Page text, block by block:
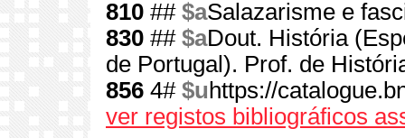
810 ## $aSalazarisme e
830 ## $aDout. História
de Portugal). Prof. de
856 4# $u https://
ver registos bibliográficos